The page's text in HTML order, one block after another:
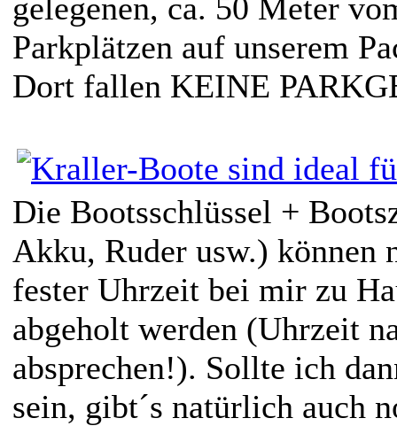
gelegenen, ca. 50 Meter
Parkplätzen auf unserem
Dort fallen KEINE
Die Bootsschlüssel +
Akku, Ruder usw.) können
fester Uhrzeit bei mir zu
abgeholt werden (Uhrzeit
absprechen!). Sollte ich
sein, gibt´s natürlich auch